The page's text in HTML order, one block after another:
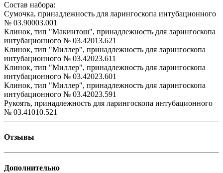
Состав набора:
Сумочка, принадлежность для ларингоскопа интубационного
№ 03.90003.001
Клинок, тип "Макинтош", принадлежность для ларингоскопа
интубационного № 03.42013.621
Клинок, тип "Миллер", принадлежность для ларингоскопа
интубационного № 03.42023.611
Клинок, тип "Миллер", принадлежность для ларингоскопа
интубационного № 03.42023.601
Клинок, тип "Миллер", принадлежность для ларингоскопа
интубационного № 03.42023.591
Рукоять, принадлежность для ларингоскопа интубационного
№ 03.41010.521
Отзывы
Дополнительно